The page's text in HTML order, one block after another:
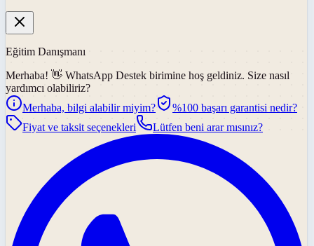
Eğitim Danışmanı
Merhaba! 👋 WhatsApp Destek birimine hoş geldiniz. Size nasıl
yardımcı olabiliriz?
Merhaba, bilgi alabilir miyim?
%100 başarı garantisi nedir?
Fiyat ve taksit seçenekleri
Lütfen beni arar mısınız?